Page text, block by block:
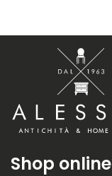
Shop online